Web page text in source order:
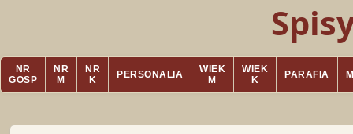
NR
GOSP
NR
M
NR
K
PERSONALIA
WIEK
M
WIEK
K
PARAFIA